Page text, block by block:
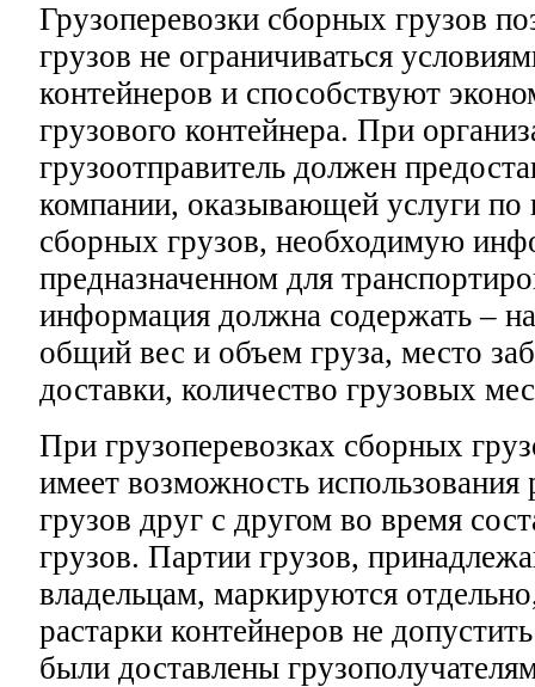
Грузоперевозки сборных грузов
грузов не ограничиваться
контейнеров и способствуют
грузового контейнера. При
грузоотправитель должен
компании, оказывающей услуги по
сборных грузов, необходимую
предназначенном для
информация должна содержать –
общий вес и объем груза, место
доставки, количество грузовых
При грузоперевозках сборных
имеет возможность
грузов друг с другом во время
грузов. Партии грузов,
владельцам, маркируются
растарки контейнеров не
были доставлены